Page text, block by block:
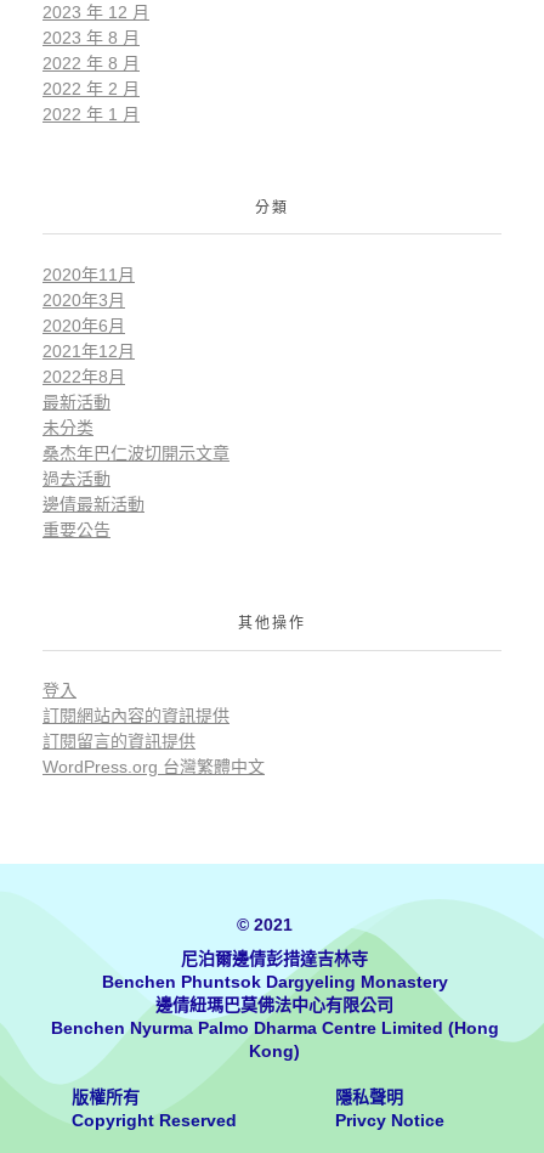
2023 年 12 月
2023 年 8 月
2022 年 8 月
2022 年 2 月
2022 年 1 月
分類
2020年11月
2020年3月
2020年6月
2021年12月
2022年8月
最新活動
未分类
桑杰年巴仁波切開示文章
過去活動
邊倩最新活動
重要公告
其他操作
登入
訂閱網站內容的資訊提供
訂閱留言的資訊提供
WordPress.org 台灣繁體中文
© 2021
尼泊爾邊倩彭措達吉林寺
Benchen Phuntsok Dargyeling Monastery
邊倩紐瑪巴莫佛法中心有限公司
Benchen Nyurma Palmo Dharma Centre Limited (Hong
Kong)
版權所有
Copyright Reserved
隱私聲明
Privcy Notice